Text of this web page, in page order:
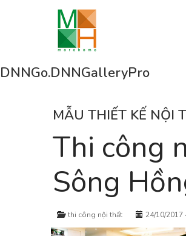
DNNGo.DNNGalleryPro
MẪU THIẾT KẾ NỘI
Thi công
Sông
thi công nội thất 24/10/2017